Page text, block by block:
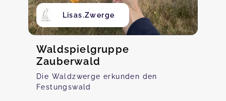
Lisas.Zwerge
Waldspielgruppe
Zauberwald
Die Waldzwerge erkunden den
Festungswald